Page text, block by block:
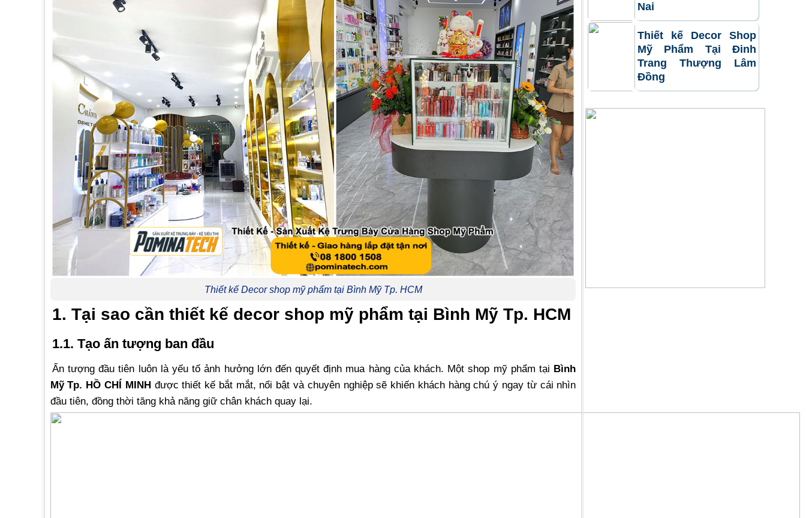
Thiết kế Decor shop mỹ phẩm tại Bình Mỹ Tp. HCM
1. Tại sao cần thiết kế decor shop mỹ phẩm tại Bình Mỹ Tp. HCM
1.1. Tạo ấn tượng ban đầu
Ấn tượng đầu tiên luôn là yếu tố ảnh hưởng lớn đến quyết định mua hàng của khách. Một shop mỹ phẩm tại Bình
Mỹ Tp. HỒ CHÍ MINHđược thiết kế bắt mắt, nổi bật và chuyên nghiệp sẽ khiến khách hàng chú ý ngay từ cái nhìn
đầu tiên, đồng thời tăng khả năng giữ chân khách quay lại.
Nai
Thiết kế Decor Shop
Mỹ Phẩm Tại Đinh
Trang Thượng Lâm
Đồng